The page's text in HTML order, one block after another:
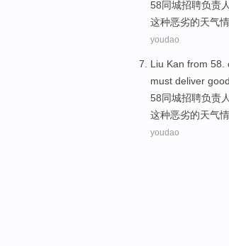
58同城招聘负责人
这种恶劣的天气
youdao
Liu Kan from 58.
must deliver
58同城招聘负责人
这种恶劣的天气
youdao